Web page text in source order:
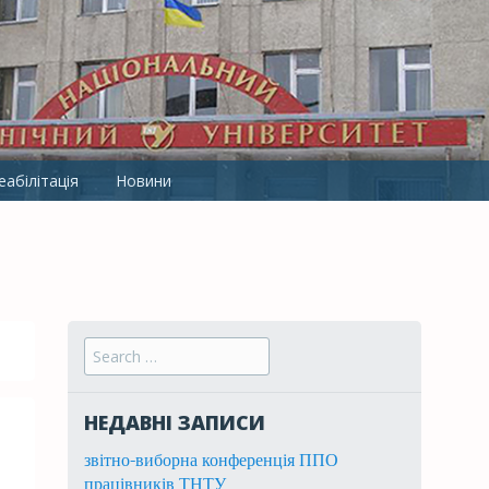
ІМ. І.ПУЛЮЯ
Новини
Search for:
НЕДАВНІ ЗАПИСИ
звітно-виборна конференція ППО